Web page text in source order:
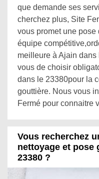
que demande ses
cherchez plus, Site
vous promet une
équipe
meilleure à Ajain
vous de choisir
dans le 23380pour la
gouttière. Nous vous
Fermé pour connaitre
Vous recherchez
nettoyage et pose
23380 ?